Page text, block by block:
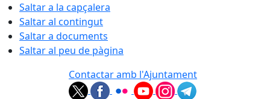
Saltar a la capçalera
Saltar al contingut
Saltar a documents
Saltar al peu de pàgina
Contactar amb l'Ajuntament